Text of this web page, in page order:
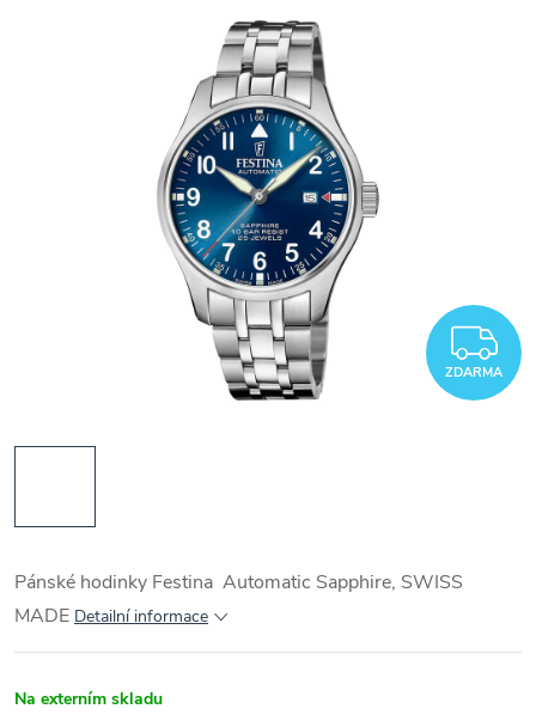
ZDARMA
Pánské hodinky Festina Automatic Sapphire, SWISS
MADE Detailní informace
Na externím skladu